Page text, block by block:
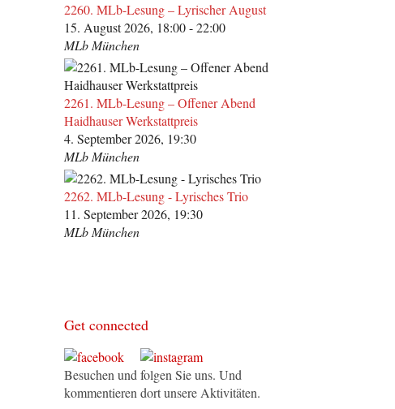
2260. MLb-Lesung – Lyrischer August
15. August 2026, 18:00 - 22:00
MLb München
2261. MLb-Lesung – Offener Abend
Haidhauser Werkstattpreis
4. September 2026, 19:30
MLb München
2262. MLb-Lesung - Lyrisches Trio
11. September 2026, 19:30
MLb München
Get connected
Besuchen und folgen Sie uns. Und
kommentieren dort unsere Aktivitäten.